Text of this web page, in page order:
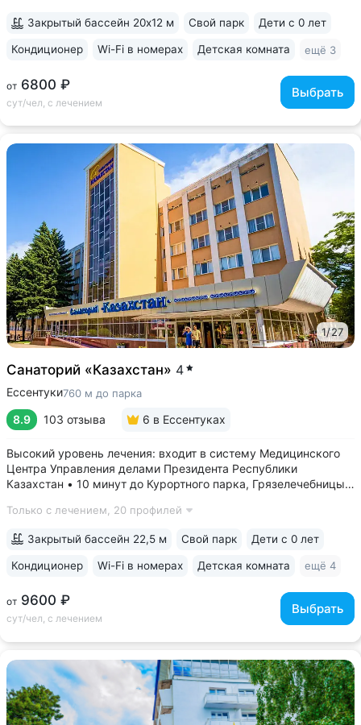
от 6800 ₽
сут/чел, с лечением
Выбрать
Закрытый бассейн 20х12 м Свой парк Дети с 0 лет
Кондиционер Wi-Fi в номерах Детская комната ещё 3
1/27
Санаторий «Казахстан» 4
Ессентуки760 м до парка
8.9 103 отзыва 6 в Ессентуках
Высокий уровень лечения: входит в систему Медицинского
Центра Управления делами Президента Республики
Казахстан • 10 минут до Курортного парка, Грязелечебницы
и «Ессентуки-Новая» • Санаторий с восточным колоритом
Только с лечением, 20 профилей
от 9600 ₽
сут/чел, с лечением
Выбрать
Закрытый бассейн 22,5 м Свой парк Дети с 0 лет
Кондиционер Wi-Fi в номерах Детская комната ещё 4